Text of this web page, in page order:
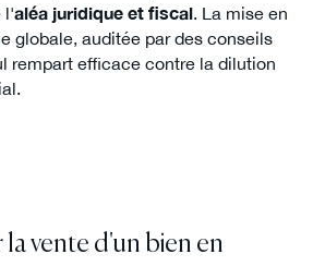
l'aléa juridique et fiscal. La mise en
globale, auditée par des conseils
rempart efficace contre la dilution
vente d'un bien en